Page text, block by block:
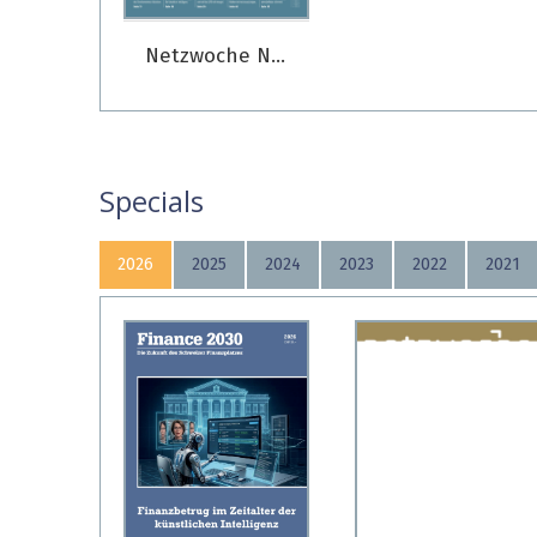
Netzwoche Nr. 1/2025
Specials
2026 2025 2024 2023 2022 2021